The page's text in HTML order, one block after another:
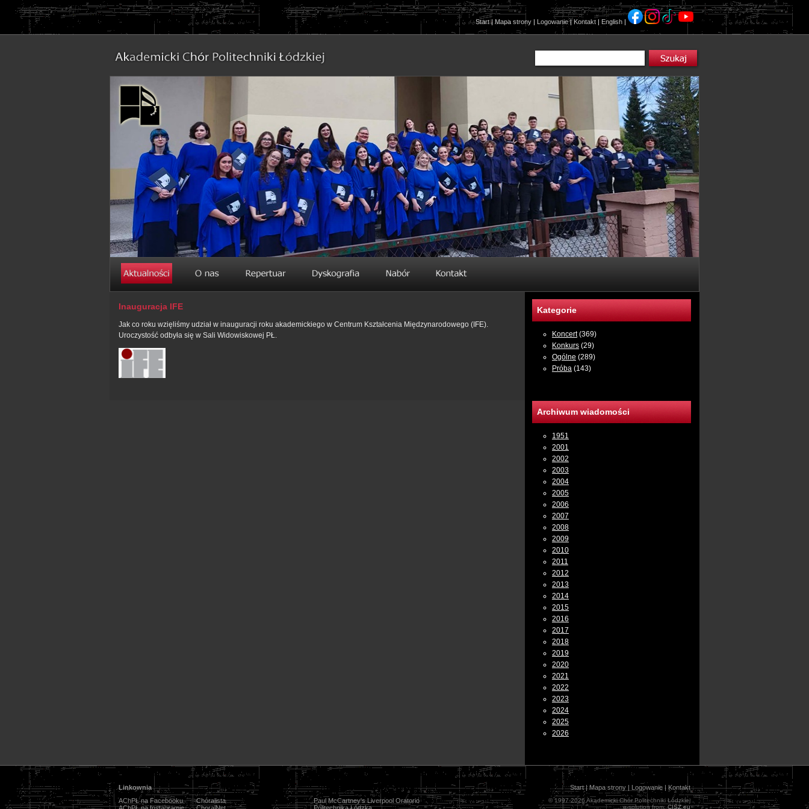
Start| Mapa strony | Logowanie|Kontakt | English |
Inauguracja IFE
Jak co roku wzięliśmy udział w inauguracji roku akademickiego w Centrum Kształcenia Międzynarodowego (IFE).
Uroczystość odbyła się w Sali Widowiskowej PŁ.
Kategorie
Koncert(369)
Konkurs (29)
Ogólne (289)
Próba (143)
Archiwum wiadomości
1951
2001
2002
2003
2004
2005
2006
2007
2008
2009
2010
2011
2012
2013
2014
2015
2016
2017
2018
2019
2020
2021
2022
2023
2024
2025
2026
Linkownia
AChPŁ na Facebooku
Chóralista
Paul McCartney's Liverpool Oratorio
Start|Mapa strony | Logowanie | Kontakt
© 1997-2026 Akademicki Chór Politechniki Łódzkiej
e-solution from:CISZ.eu